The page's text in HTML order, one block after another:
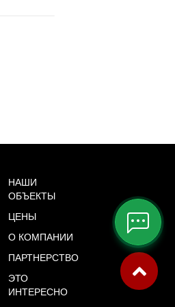
НАШИ
ОБЪЕКТЫ
ЦЕНЫ
О КОМПАНИИ
ПАРТНЕРСТВО
ЭТО
ИНТЕРЕСНО